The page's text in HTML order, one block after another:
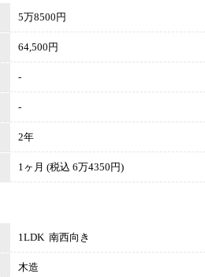
5万8500円
64,500円
-
-
2年
1ヶ月 (税込 6万4350円)
1LDK 南西向き
木造